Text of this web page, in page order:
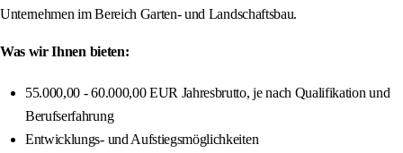
Unternehmen im Bereich Garten- und Landschaftsbau.
Was wir Ihnen bieten:
55.000,00 - 60.000,00 EUR Jahresbrutto, je nach Qualifikation und
Berufserfahrung
Entwicklungs- und Aufstiegsmöglichkeiten